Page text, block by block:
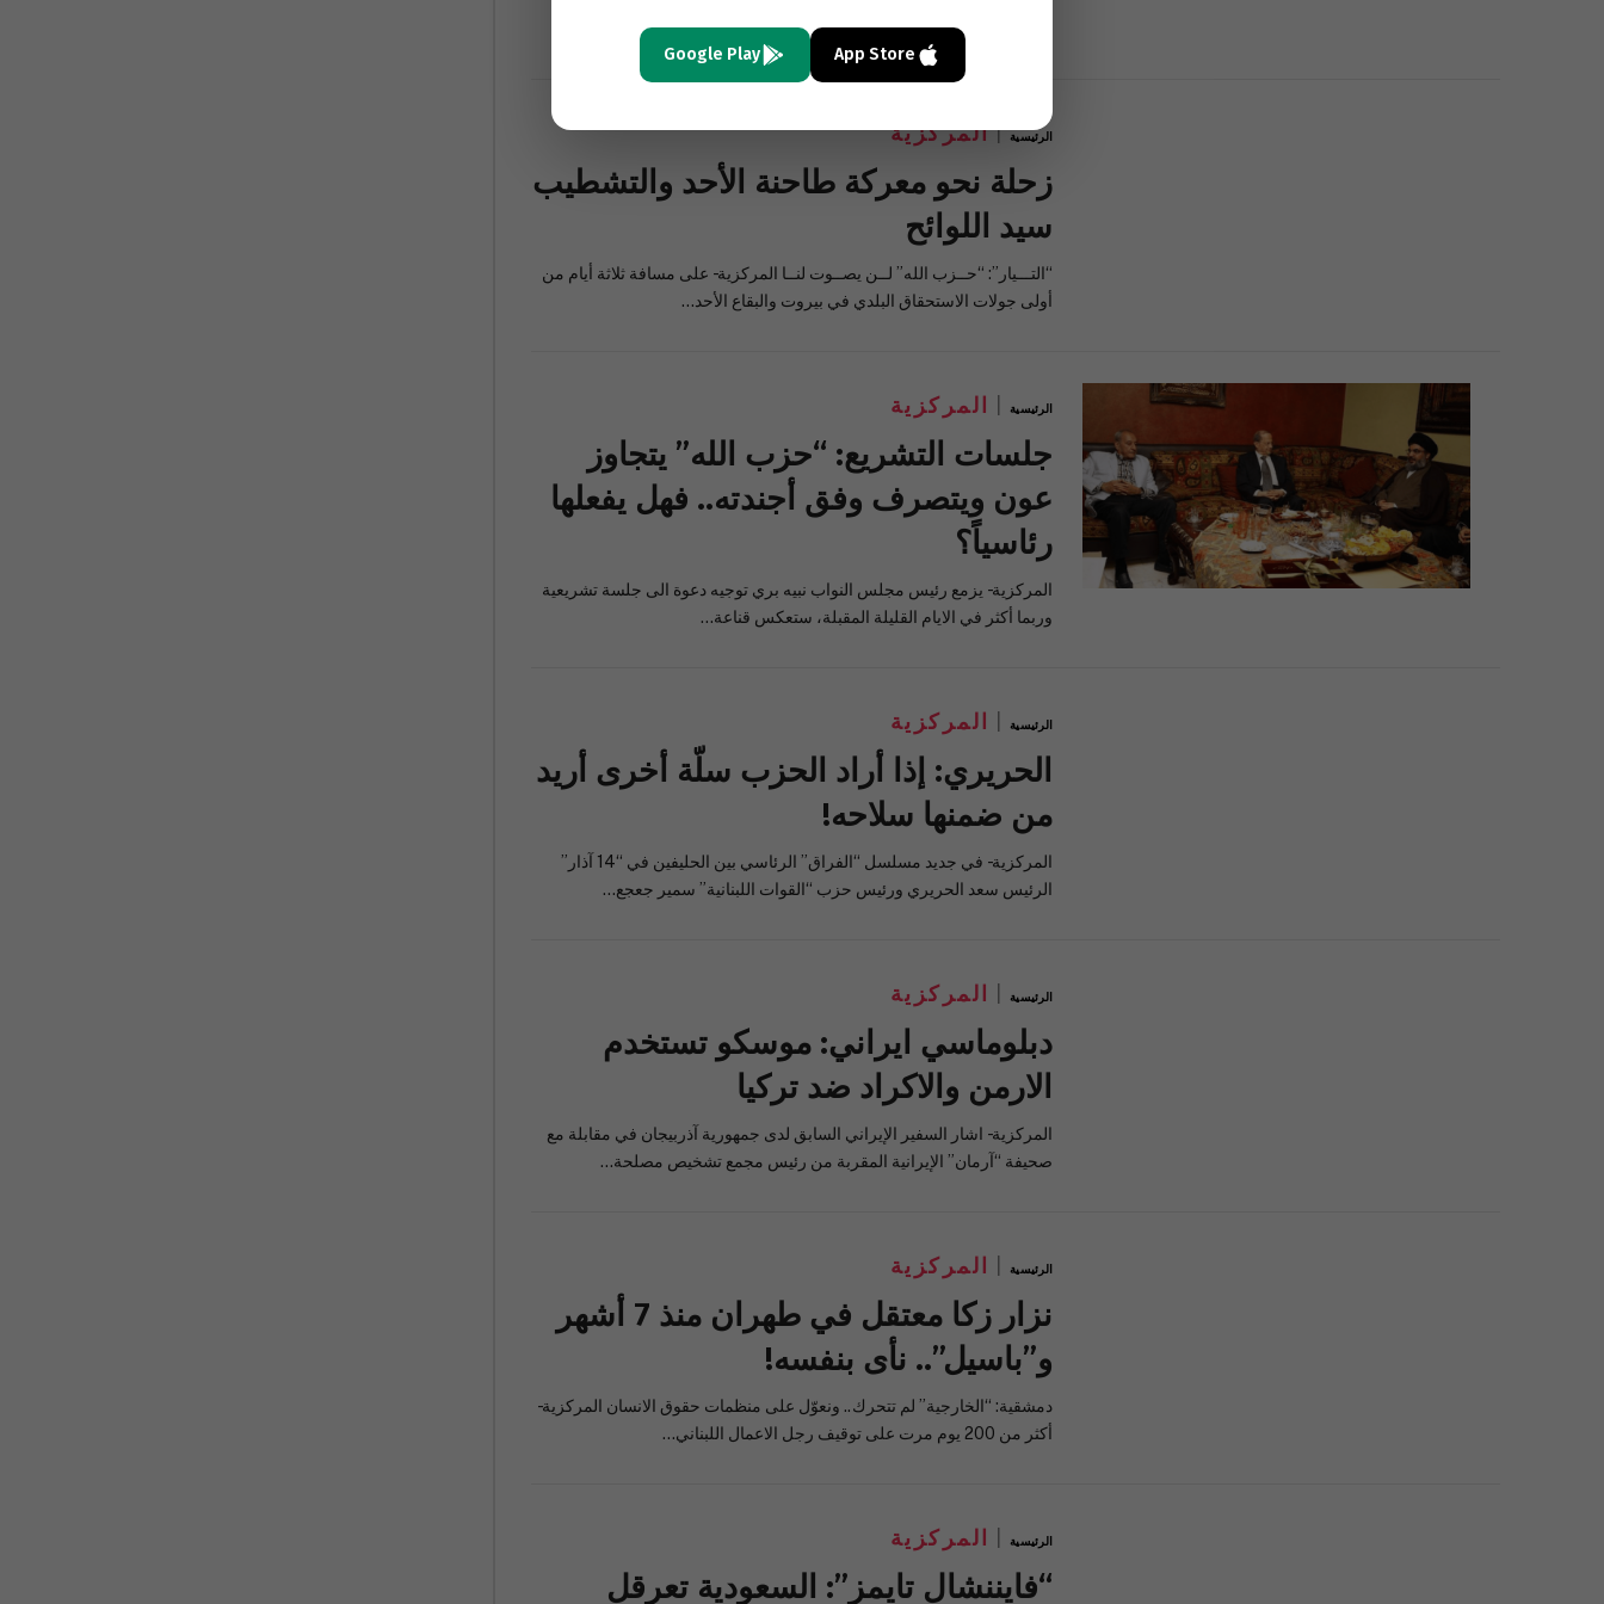
للنقاش، حتى داخل الدائرة القيادية العليا في الحزب.…
الرئيسية المركزية
زحلة نحو معركة طاحنة الأحد والتشطيب
سيد اللوائح
“التـــيار”: “حــزب الله” لــن يصــوت لنــا المركزية- على مسافة ثلاثة أيام من
أولى جولات الاستحقاق البلدي في بيروت والبقاع الأحد…
الرئيسية المركزية
جلسات التشريع: “حزب الله” يتجاوز
عون ويتصرف وفق أجندته.. فهل يفعلها
رئاسياً؟
المركزية- يزمع رئيس مجلس النواب نبيه بري توجيه دعوة الى جلسة تشريعية
وربما أكثر في الايام القليلة المقبلة، ستعكس قناعة…
الرئيسية المركزية
الحريري: إذا أراد الحزب سلّة أخرى أريد
من ضمنها سلاحه!
المركزية- في جديد مسلسل “الفراق” الرئاسي بين الحليفين في “14 آذار”
الرئيس سعد الحريري ورئيس حزب “القوات اللبنانية” سمير جعجع…
الرئيسية المركزية
دبلوماسي ايراني: موسكو تستخدم
الارمن والاكراد ضد تركيا
المركزية- اشار السفير الإيراني السابق لدى جمهورية آذربيجان في مقابلة مع
صحيفة “آرمان” الإيرانية المقربة من رئيس مجمع تشخيص مصلحة…
الرئيسية المركزية
نزار زكا معتقل في طهران منذ 7 أشهر
و”باسيل”.. نأى بنفسه!
دمشقية: “الخارجية” لم تتحرك.. ونعوّل على منظمات حقوق الانسان المركزية-
أكثر من 200 يوم مرت على توقيف رجل الاعمال اللبناني…
الرئيسية المركزية
“فايننشال تايمز”: السعودية تعرقل
App Store
Google Play